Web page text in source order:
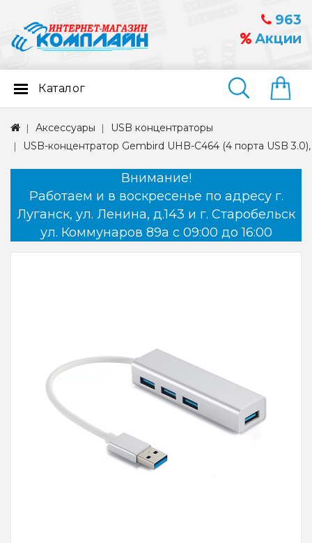
963
Акции
Найти
Каталог
Аксессуары
USB концентраторы
USB-концентратор Gembird UHB-C464 (4 порта USB
Внимание!
Работаем и в воскресенье по адресу г.
Луганск, ул. Ленина, д.143 и г. Старобельск
ул. Коммунаров 89а с 09:00 до 16:00